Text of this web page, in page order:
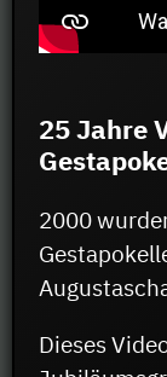
25 Jahre
2000
Dieses